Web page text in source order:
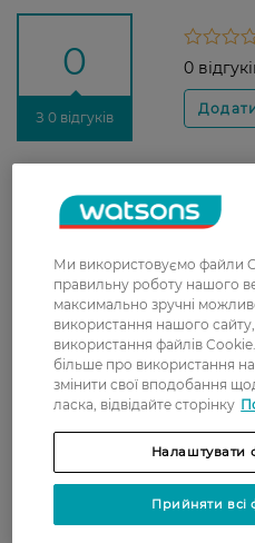
0
З 0 відгуків
0
Нова пошта
У відділення Нової
безкоштовно від 699
Укрпошта
Вартість доставки -
доставка від - 599 грн
Вартість доставки - 0
Оплата
Ми використовуємо файли
правильну роботу нашого
максимально зручні
використання нашого
використання файлів
більше про використання
змінити свої вподобання
ласка, відвідайте сторінку
Налаштувати
Прийняти всі